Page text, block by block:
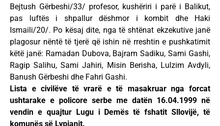
Bejtush Gërbeshi/33/ profesor, kushëriri i parë i Balikut,
pas luftës i shpallur dëshmor i kombit dhe Haki
Ismaili/20/. Po kësaj dite, nga të shtënat ekzekutive janë
plagosur nëntë të tjerë që ishin në rreshtin e pushkatimit
këtë janë: Ramadan Dubova, Bajram Sadiku, Sami Gashi,
Ragip Salihu, Sami Jahiri, Misin Berisha, Lulzim Avdyli,
Banush Gërbeshi dhe Fahri Gashi.
Lista e civilëve të vrarë e të masakruar nga forcat
ushtarake e policore serbe me datën 16.04.1999 në
vendin e quajtur Lugu i Demës të fshatit Sllovijë, të
komunës së Lypjanit.